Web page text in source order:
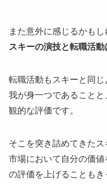
また意外に感じるかもし
スキーの演技と転職活動
転職活動もスキーと同じ
我が身一つであること
観的な評価です。
そこを突き詰めてきた
市場において自分の価
の評価を上げることも